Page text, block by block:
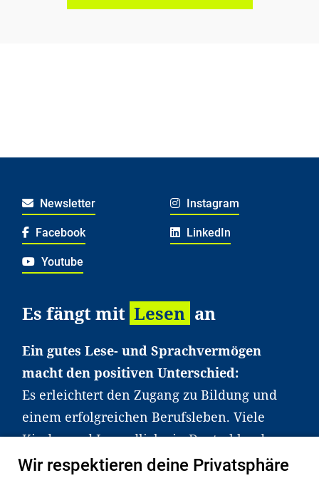
Newsletter Instagram
Facebook LinkedIn
Youtube
Es fängt mit Lesen an
Ein gutes Lese- und Sprachvermögen
macht den positiven Unterschied:
Es erleichtert den Zugang zu Bildung und
einem erfolgreichen Berufsleben. Viele
Kinder und Jugendliche in Deutschland
haben aber große Schwierigkeiten dabei.
Wir respektieren deine Privatsphäre